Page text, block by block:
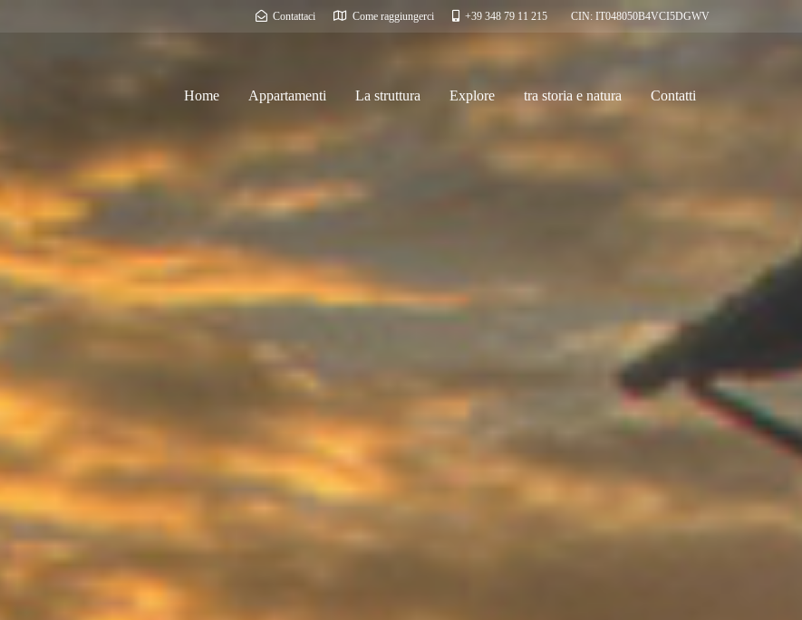
Contattaci Come raggiungerci +39 348 79 11 215 CIN: IT048050B4VCI5DGWV
Home Appartamenti La struttura Explore tra storia e natura Contatti